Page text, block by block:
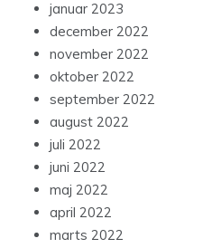
januar 2023
december 2022
november 2022
oktober 2022
september 2022
august 2022
juli 2022
juni 2022
maj 2022
april 2022
marts 2022